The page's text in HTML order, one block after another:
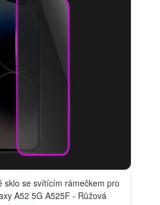
sklo se svítícím rámečkem pro
A52 5G A525F - Růžová